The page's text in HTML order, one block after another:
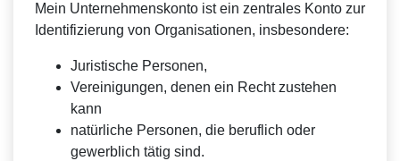
Mein Unternehmenskonto ist ein zentrales Konto zur
Identifizierung von Organisationen, insbesondere:
Juristische Personen,
Vereinigungen, denen ein Recht zustehen
kann
natürliche Personen, die beruflich oder
gewerblich tätig sind.